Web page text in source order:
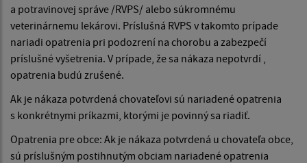
a potravinovej správe /RVPS/ alebo súkromnému
veterinárnemu lekárovi. Príslušná RVPS v takomto prípade
nariadi opatrenia pri podozrení na chorobu a zabezpečí
príslušné vyšetrenia. V prípade, že sa nákaza nepotvrdí ,
opatrenia budú zrušené.
Ak je nákaza potvrdená chovateľovi sú nariadené opatrenia
s konkrétnymi príkazmi, ktorými je povinný sa riadiť.
Opatrenia pre obce: Ak je nákaza potvrdená u chovateľa obce,
sú príslušným postihnutým obciam nariadené opatrenia